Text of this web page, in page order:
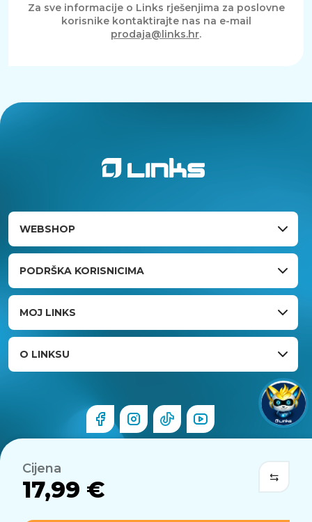
Cijena
17,99 €
Za sve informacije o Links rješenjima za poslovne
korisnike kontaktirajte nas na e-mail
prodaja@links.hr.
WEBSHOP
PODRŠKA KORISNICIMA
MOJ LINKS
O LINKSU